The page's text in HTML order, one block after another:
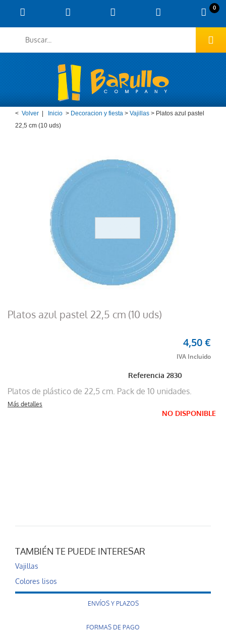
0
< Volver Inicio > Decoracion y fiesta > Vajillas > Platos azul pastel
22,5 cm (10 uds)
Platos azul pastel 22,5 cm (10 uds)
Referencia2830
4,50 €
Platos de plástico de 22,5 cm. Pack de 10 unidades.
Más detalles
NO DISPONIBLE
TAMBIÉN TE PUEDE INTERESAR
Vajillas
Colores lisos
ENVÍOS Y PLAZOS
FORMAS DE PAGO